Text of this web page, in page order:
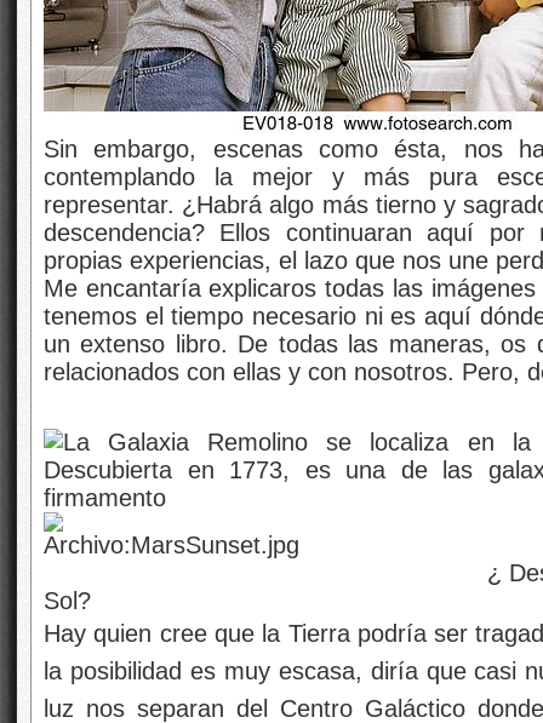
Sin embargo, escenas como ésta, nos
contemplando la mejor y más pura
representar. ¿Habrá algo más tierno y
descendencia? Ellos continuaran aquí
propias experiencias, el lazo que nos une
Me encantaría explicaros todas las
tenemos el tiempo necesario ni es aquí
un extenso libro. De todas las maneras, os
relacionados con ellas y con nosotros. Pero,
¿ Desde qué planeta
Sol?
Hay quien cree que la Tierra podría ser
la posibilidad es muy escasa, diría que casi
luz nos separan del Centro Galáctico